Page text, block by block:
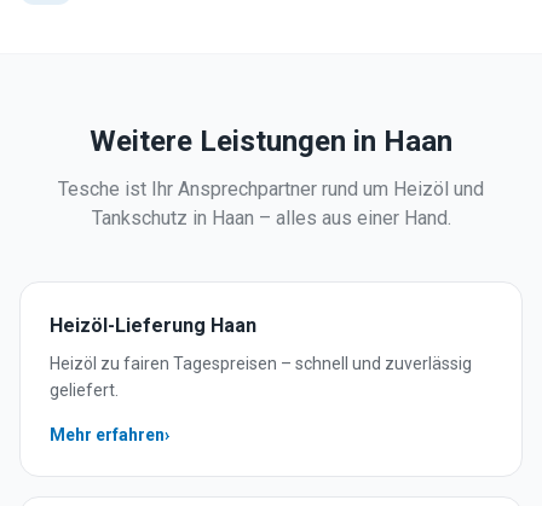
Weitere Leistungen in Haan
Tesche ist Ihr Ansprechpartner rund um Heizöl und
Tankschutz in Haan – alles aus einer Hand.
Heizöl-Lieferung Haan
Heizöl zu fairen Tagespreisen – schnell und zuverlässig
geliefert.
Mehr erfahren›